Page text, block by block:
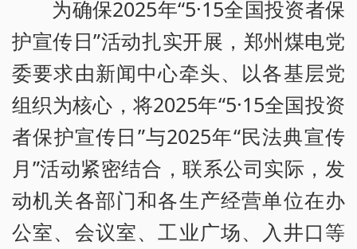
为确保2025年“5·15全国投资者保
护宣传日”活动扎实开展，郑州煤电党
委要求由新闻中心牵头、以各基层党
组织为核心，将2025年“5·15全国投资
者保护宣传日”与2025年“民法典宣传
月”活动紧密结合，联系公司实际，发
动机关各部门和各生产经营单位在办
公室、会议室、工业广场、入井口等